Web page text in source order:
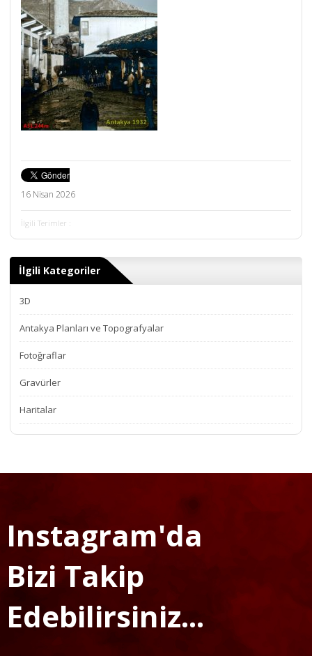
16 Nisan 2026
İlgili Terimler :
İlgili Kategoriler
3D
Antakya Planları ve Topografyalar
Fotoğraflar
Gravürler
Haritalar
Instagram'da
Bizi Takip
Edebilirsiniz...